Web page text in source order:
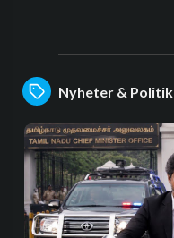
Nyheter & Politik